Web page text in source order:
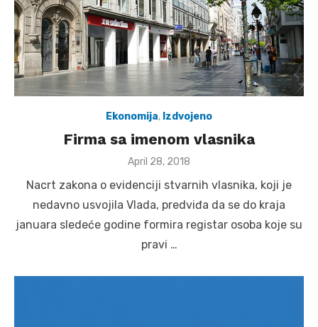
Ekonomija, Izdvojeno
Firma sa imenom vlasnika
Posted
April 28, 2018
Nacrt zakona o evidenciji stvarnih vlasnika, koji je
nedavno usvojila Vlada, predviđa da se do kraja
januara sledeće godine formira registar osoba koje su
pravi …